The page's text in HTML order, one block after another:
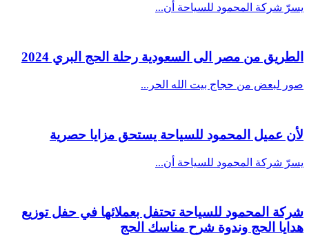
يسرّ شركة المحمود للسياحة أن...
الطريق من مصر الى السعودية رحلة الحج البري 2024
صور لبعض من حجاج بيت الله الحر...
لأن عميل المحمود للسياحة يستحق مزايا حصرية
يسرّ شركة المحمود للسياحة أن...
شركة المحمود للسياحة تحتفل بعملائها في حفل توزيع
هدايا الحج وندوة شرح مناسك الحج